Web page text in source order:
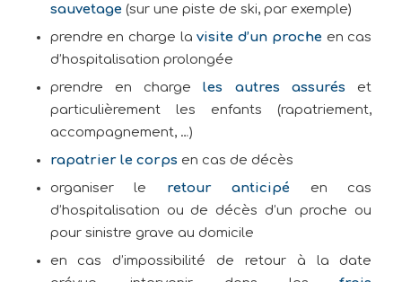
sauvetage (sur une piste de ski, par exemple)
prendre en charge lavisite d’un proche en cas
d’hospitalisation prolongée
prendre en chargeles autres assurés et
particulièrement les enfants (rapatriement,
accompagnement, …)
rapatrier le corpsen cas de décès
organiser le retour anticipé en cas
d’hospitalisation ou de décès d’un proche ou
pour sinistre grave au domicile
en cas d’impossibilité de retour à la date